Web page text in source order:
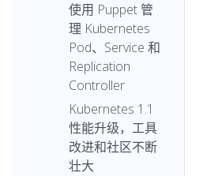
使用 Puppet 管
理 Kubernetes
Pod、Service 和
Replication
Controller
Kubernetes 1.1
性能升级，工具
改进和社区不断
壮大